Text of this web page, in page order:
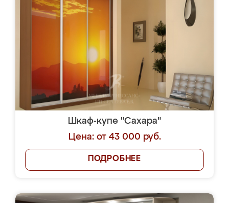
Шкаф-купе "Сахара"
Цена: от 43 000 руб.
ПОДРОБНЕЕ